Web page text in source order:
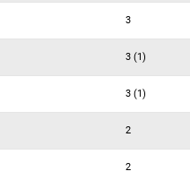
3
3 (1)
3 (1)
2
2